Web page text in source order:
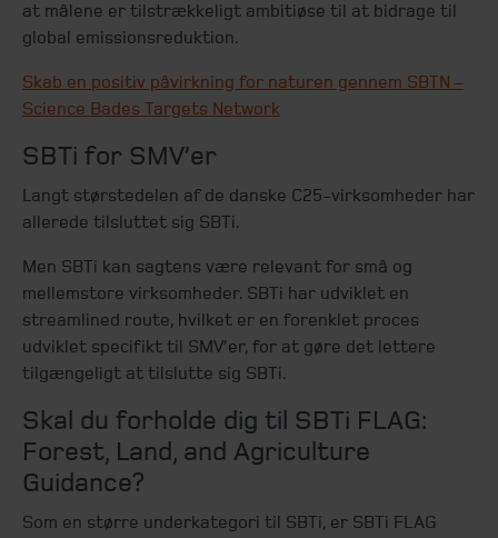
at målene er tilstrækkeligt ambitiøse til at bidrage til
global emissionsreduktion.
Skab en positiv påvirkning for naturen gennem SBTN –
Science Bades Targets Network
SBTi for SMV’er
Langt størstedelen af de danske C25-virksomheder har
allerede tilsluttet sig SBTi.
Men SBTi kan sagtens være relevant for små og
mellemstore virksomheder. SBTi har udviklet en
streamlined route, hvilket er en forenklet proces
udviklet specifikt til SMV’er, for at gøre det lettere
tilgængeligt at tilslutte sig SBTi.
Skal du forholde dig til SBTi FLAG:
Forest, Land, and Agriculture
Guidance?
Som en større underkategori til SBTi, er SBTi FLAG